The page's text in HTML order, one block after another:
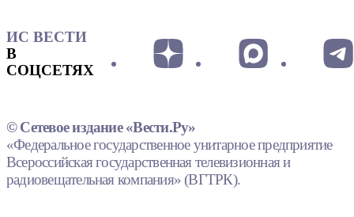
ИС ВЕСТИ
В
СОЦСЕТЯХ
© Сетевое издание «Вести.Ру»
«Федеральное государственное унитарное предприятие
Всероссийская государственная телевизионная и
радиовещательная компания» (ВГТРК).